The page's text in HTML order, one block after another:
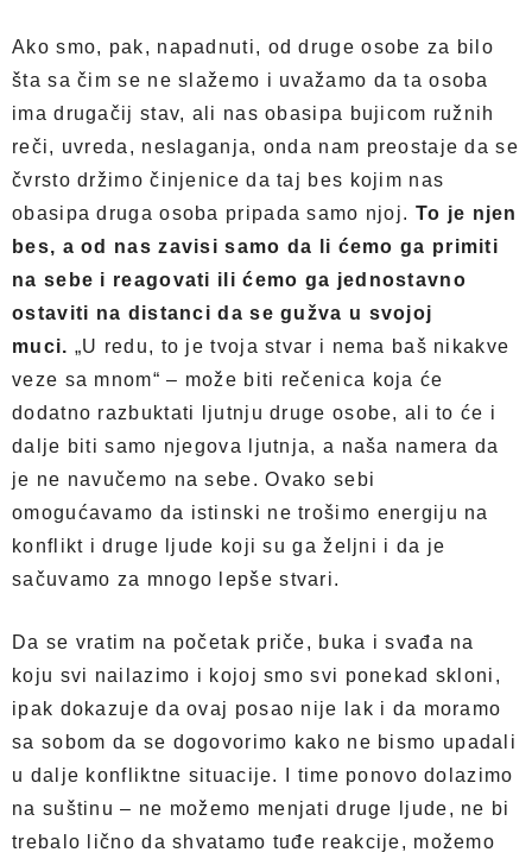
Ako smo, pak, napadnuti, od druge osobe za bilo
šta sa čim se ne slažemo i uvažamo da ta osoba
ima drugačij stav, ali nas obasipa bujicom ružnih
reči, uvreda, neslaganja, onda nam preostaje da se
čvrsto držimo činjenice da taj bes kojim nas
obasipa druga osoba pripada samo njoj. To je njen
bes, a od nas zavisi samo da li ćemo ga primiti
na sebe i reagovati ili ćemo ga jednostavno
ostaviti na distanci da se gužva u svojoj
muci. „U redu, to je tvoja stvar i nema baš nikakve
veze sa mnom“ – može biti rečenica koja će
dodatno razbuktati ljutnju druge osobe, ali to će i
dalje biti samo njegova ljutnja, a naša namera da
je ne navučemo na sebe. Ovako sebi
omogućavamo da istinski ne trošimo energiju na
konflikt i druge ljude koji su ga željni i da je
sačuvamo za mnogo lepše stvari.
Da se vratim na početak priče, buka i svađa na
koju svi nailazimo i kojoj smo svi ponekad skloni,
ipak dokazuje da ovaj posao nije lak i da moramo
sa sobom da se dogovorimo kako ne bismo upadali
u dalje konfliktne situacije. I time ponovo dolazimo
na suštinu – ne možemo menjati druge ljude, ne bi
trebalo lično da shvatamo tuđe reakcije, možemo